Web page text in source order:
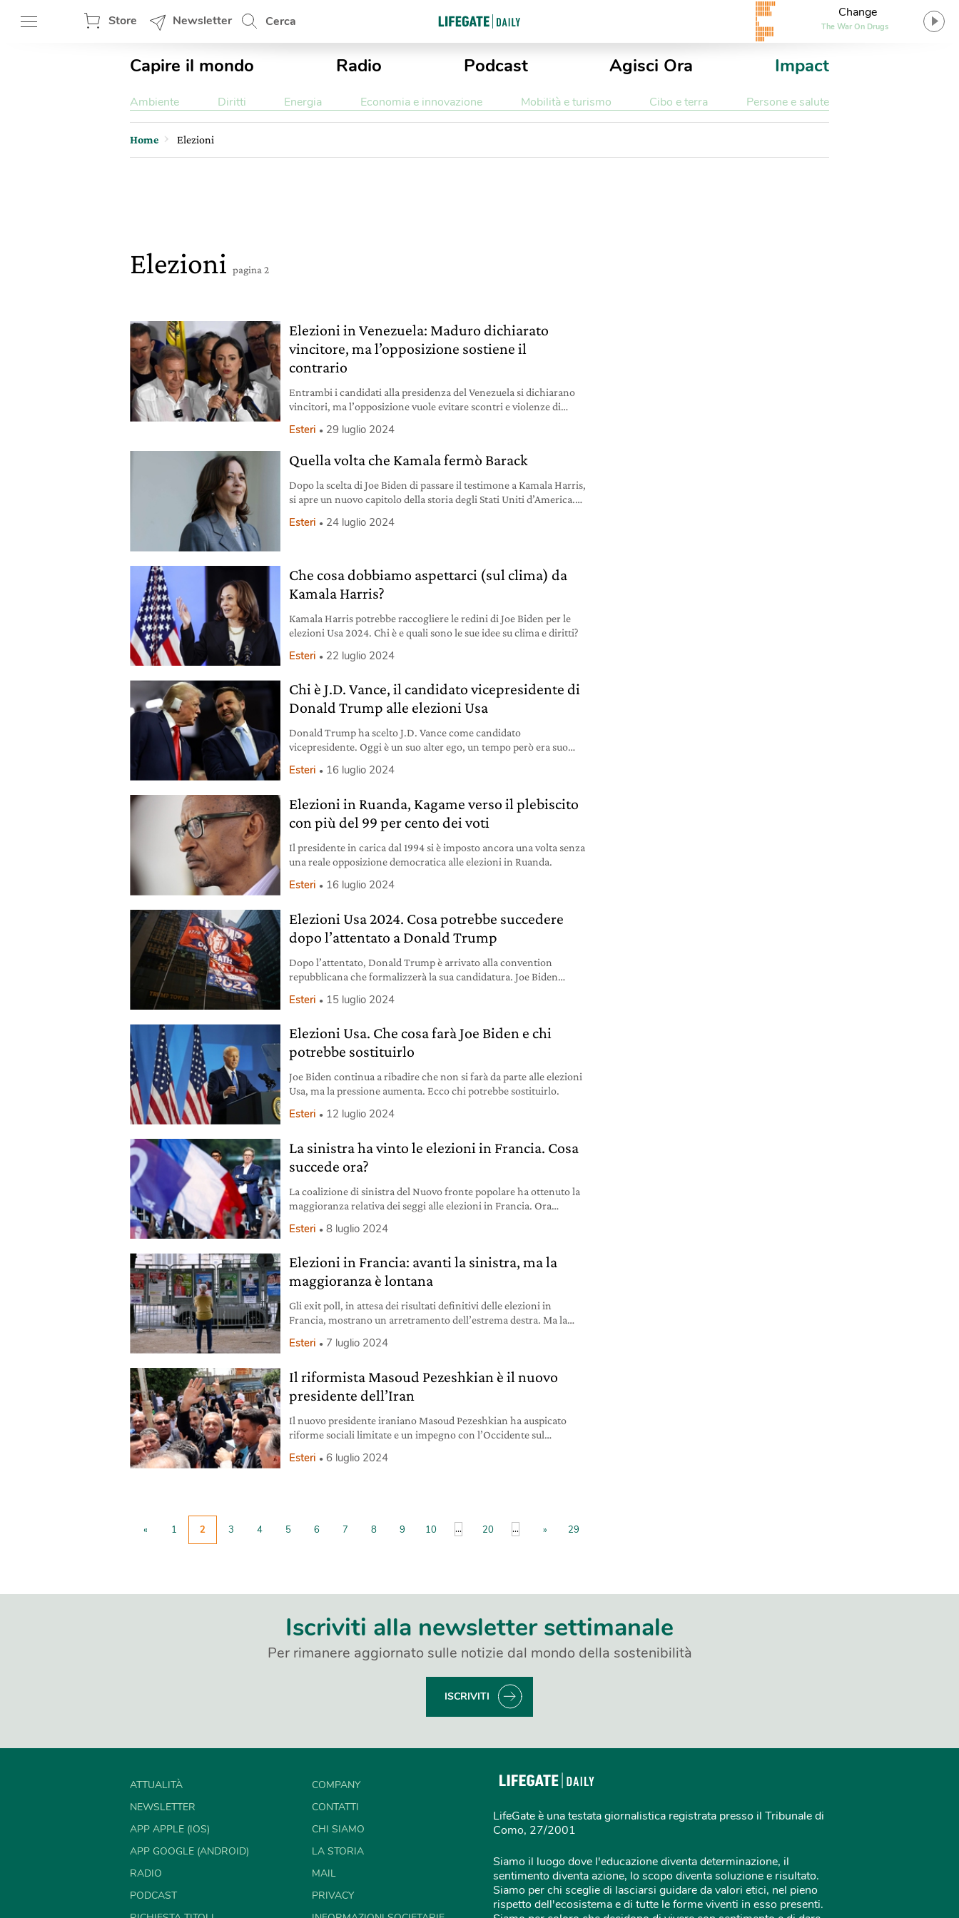
Store Newsletter Cerca
Change
The War On Drugs
Capire il mondo Radio Podcast Agisci Ora Impact
Ambiente Diritti Energia Economia e innovazione Mobilità e turismo Cibo e terra Persone e salute
Home Elezioni
Elezioni pagina 2
Elezioni in Venezuela: Maduro dichiarato
vincitore, ma l’opposizione sostiene il
contrario
Entrambi i candidati alla presidenza del Venezuela si dichiarano
vincitori, ma l’opposizione vuole evitare scontri e violenze di
Esteri 29 luglio 2024
Quella volta che Kamala fermò Barack
Dopo la scelta di Joe Biden di passare il testimone a Kamala Harris,
si apre un nuovo capitolo della storia degli Stati Uniti d’America.
Esteri 24 luglio 2024
Che cosa dobbiamo aspettarci (sul clima) da
Kamala Harris?
Kamala Harris potrebbe raccogliere le redini di Joe Biden per le
elezioni Usa 2024. Chi è e quali sono le sue idee su clima e diritti?
Esteri 22 luglio 2024
Chi è J.D. Vance, il candidato vicepresidente di
Donald Trump alle elezioni Usa
Donald Trump ha scelto J.D. Vance come candidato
vicepresidente. Oggi è un suo alter ego, un tempo però era suo
Esteri 16 luglio 2024
Elezioni in Ruanda, Kagame verso il plebiscito
con più del 99 per cento dei voti
Il presidente in carica dal 1994 si è imposto ancora una volta senza
una reale opposizione democratica alle elezioni in Ruanda.
Esteri 16 luglio 2024
Elezioni Usa 2024. Cosa potrebbe succedere
dopo l’attentato a Donald Trump
Dopo l’attentato, Donald Trump è arrivato alla convention
repubblicana che formalizzerà la sua candidatura. Joe Biden
Esteri 15 luglio 2024
Elezioni Usa. Che cosa farà Joe Biden e chi
potrebbe sostituirlo
Joe Biden continua a ribadire che non si farà da parte alle elezioni
Usa, ma la pressione aumenta. Ecco chi potrebbe sostituirlo.
Esteri 12 luglio 2024
La sinistra ha vinto le elezioni in Francia. Cosa
succede ora?
La coalizione di sinistra del Nuovo fronte popolare ha ottenuto la
maggioranza relativa dei seggi alle elezioni in Francia. Ora
Esteri 8 luglio 2024
Elezioni in Francia: avanti la sinistra, ma la
maggioranza è lontana
Gli exit poll, in attesa dei risultati definitivi delle elezioni in
Francia, mostrano un arretramento dell’estrema destra. Ma la
Esteri 7 luglio 2024
Il riformista Masoud Pezeshkian è il nuovo
presidente dell’Iran
Il nuovo presidente iraniano Masoud Pezeshkian ha auspicato
riforme sociali limitate e un impegno con l’Occidente sul
Esteri 6 luglio 2024
« 1 2 3 4 5 6 7 8 9 10 ... 20 ... » 29
Iscriviti alla newsletter settimanale
Per rimanere aggiornato sulle notizie dal mondo della sostenibilità
ISCRIVITI
ATTUALITÀ
NEWSLETTER
APP APPLE (IOS)
APP GOOGLE (ANDROID)
RADIO
PODCAST
COMPANY
CONTATTI
CHI SIAMO
LA STORIA
MAIL
PRIVACY
LifeGate è una testata giornalistica registrata presso il Tribunale di
Como, 27/2001
Siamo il luogo dove l'educazione diventa determinazione, il
sentimento diventa azione, lo scopo diventa soluzione e risultato.
Siamo per chi sceglie di lasciarsi guidare da valori etici, nel pieno
rispetto dell'ecosistema e di tutte le forme viventi in esso presenti.